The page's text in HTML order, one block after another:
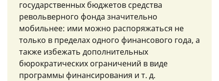
государственных бюджетов средства
револьверного фонда значительно
мобильнее: ими можно распоряжаться не
только в пределах одного финансового года, а
также избежать дополнительных
бюрократических ограничений в виде
программы финансирования и т. д.